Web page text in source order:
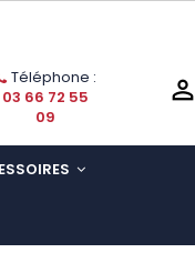
Téléphone :
03 66 72 55
09
